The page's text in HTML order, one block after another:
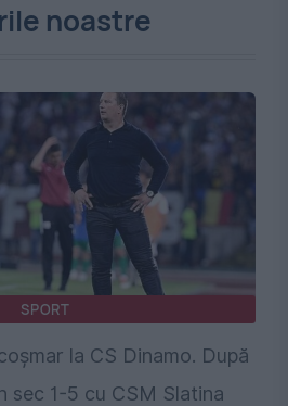
noastre
SPORT
la CS Dinamo. După
sec 1-5 cu CSM Slatina